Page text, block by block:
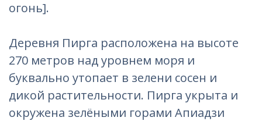
огонь].
Деревня Пирга расположена на высоте
270 метров над уровнем моря и
буквально утопает в зелени сосен и
дикой растительности. Пирга укрыта и
окружена зелёными горами Апиадзи